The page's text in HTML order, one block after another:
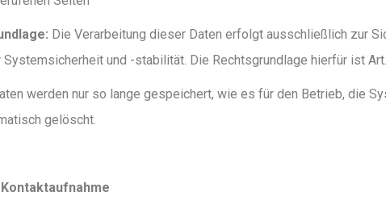
Die Verarbeitung dieser Daten erfolgt ausschließlich zur
Systemsicherheit und -stabilität. Die Rechtsgrundlage hierfür ist
werden nur so lange gespeichert, wie es für den Betrieb, die
gelöscht.